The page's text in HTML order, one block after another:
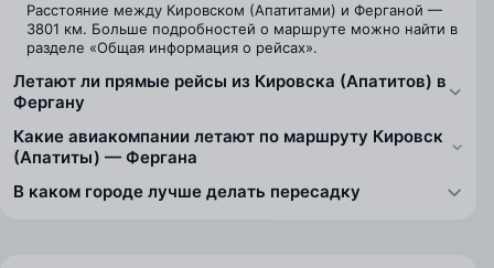
Расстояние между Кировском (Апатитами) и Ферганой —
3801 км. Больше подробностей о маршруте можно найти в
разделе «Общая информация о рейсах».
Летают ли прямые рейсы из Кировска (Апатитов) в
Фергану
Какие авиакомпании летают по маршруту Кировск
(Апатиты) — Фергана
В каком городе лучше делать пересадку